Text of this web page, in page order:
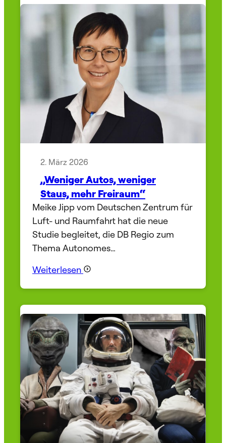
2. März 2026
„Weniger Autos, weniger
Staus, mehr Freiraum“
Meike Jipp vom Deutschen Zentrum für
Luft- und Raumfahrt hat die neue
Studie begleitet, die DB Regio zum
Thema Autonomes…
Weiterlesen